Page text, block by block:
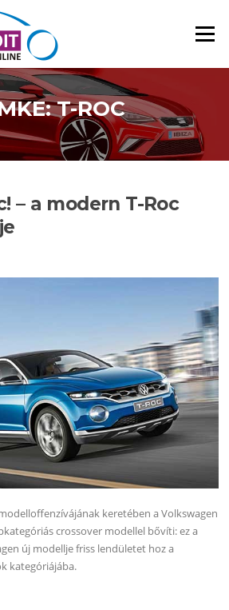
Menü
T-ROC
– a modern T-Roc
keretében a Volkswagen
crossover modellel bővíti: ez a
új modellje friss lendületet hoz a
kategóriájába.